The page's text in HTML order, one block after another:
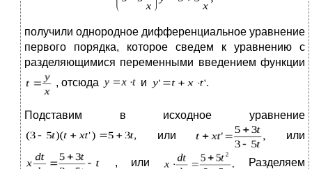
получили однородное дифференциальное уравнение
первого порядка, которое сведем к уравнению с
разделяющимися переменными введением функции
, отсюда
и
Подставим в исходное уравнение
или
или
, или Разделяем